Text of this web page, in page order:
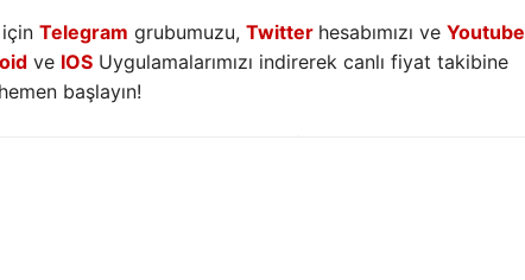
Telegram grubumuzu, Twitter hesabımızı ve Youtube
ve IOSUygulamalarımızı indirerek canlı fiyat takibine
hemen başlayın!